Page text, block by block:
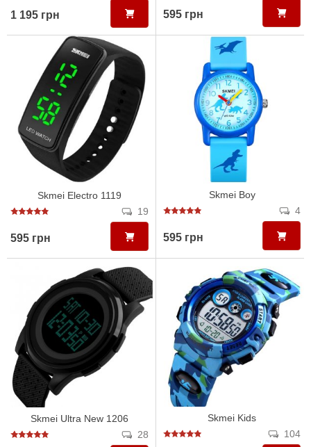
1 195 грн 595 грн
Skmei Electro 1119
19
595 грн
Skmei Boy
4
595 грн
Skmei Ultra New 1206
28
Skmei Kids
104